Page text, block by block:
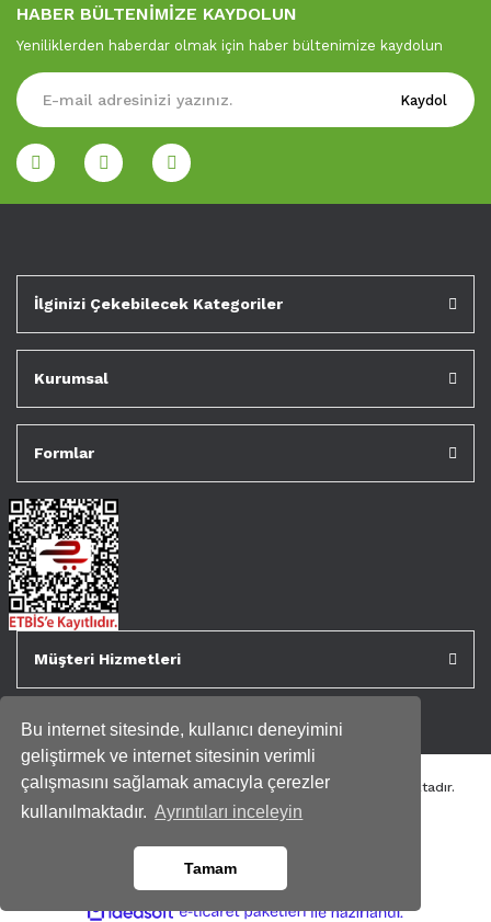
Bu internet sitesinde, kullanıcı deneyimini
geliştirmek ve internet sitesinin verimli
çalışmasını sağlamak amacıyla çerezler
kullanılmaktadır. Ayrıntıları inceleyin
Tamam
HABER BÜLTENİMİZE KAYDOLUN
Yeniliklerden haberdar olmak için haber bültenimize kaydolun
Kaydol
İlginizi Çekebilecek Kategoriler
Kurumsal
Formlar
Müşteri Hizmetleri
Tüm kredi kartı bilgileriniz 256bit SSL Sertifikası ile korunmaktadır.
Genispencere.com Tüm Hakları Saklıdır.
ideasoft e- ile